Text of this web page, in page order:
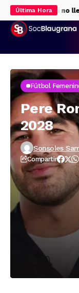
Última Hora
delantera si no llega
Inicio Fútbol
Fútbol
Pere
2028
Sonsoles
Compartir